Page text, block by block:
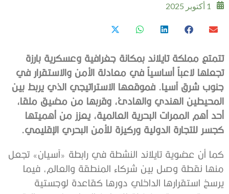
1 أكتوبر 2025
تتمتع مملكة تايلاند بمكانة جغرافية وعسكرية بارزة
تجعلها لاعباً أساسياً في معادلة الأمن والاستقرار في
جنوب شرق آسيا. فموقعها الاستراتيجي الذي يربط بين
المحيطين الهندي والهادئ، وقربها من مضيق ملقا،
أحد أهم الممرات البحرية العالمية، يعزز من أهميتها
كجسر للتجارة الدولية وركيزة للأمن البحري الإقليمي.
كما أن عضوية تايلاند النشطة في رابطة «آسيان» تجعل
منها نقطة وصل بين شركاء المنطقة والعالم، فيما
يرسخ استقرارها الداخلي دورها كقاعدة لوجستية